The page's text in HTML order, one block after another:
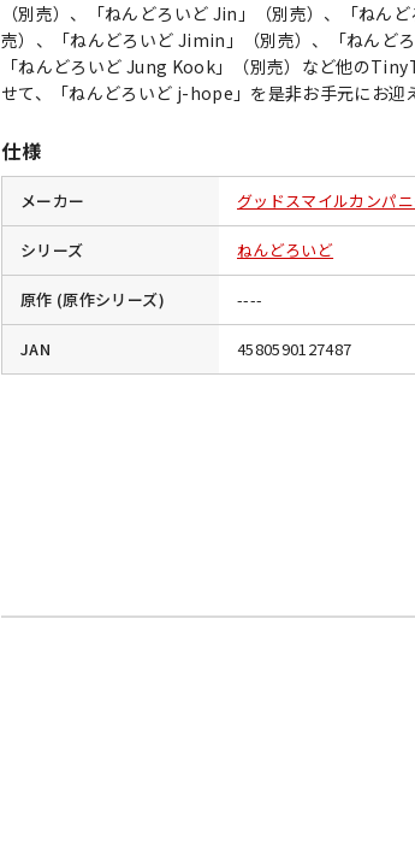
（別売）、「ねんどろいど Jin」（別売）、「ねん
売）、「ねんどろいど Jimin」（別売）、「ねんどろ
「ねんどろいど Jung Kook」（別売）など他の
せて、「ねんどろいど j-hope」を是非お手元にお迎
仕様
メーカー グッドスマイルカンパ
シリーズ ねんどろいど
原作 (原作シリーズ) ----
JAN 4580590127487